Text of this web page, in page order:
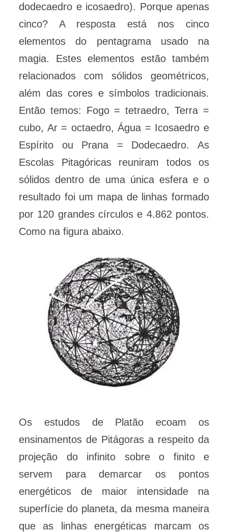
dodecaedro e icosaedro). Porque apenas
cinco? A resposta está nos cinco
elementos do pentagrama usado na
magia. Estes elementos estão também
relacionados com sólidos geométricos,
além das cores e símbolos tradicionais.
Então temos: Fogo = tetraedro, Terra =
cubo, Ar = octaedro, Água = Icosaedro e
Espírito ou Prana = Dodecaedro. As
Escolas Pitagóricas reuniram todos os
sólidos dentro de uma única esfera e o
resultado foi um mapa de linhas formado
por 120 grandes círculos e 4.862 pontos.
Como na figura abaixo.
Os estudos de Platão ecoam os
ensinamentos de Pitágoras a respeito da
projeção do infinito sobre o finito e
servem para demarcar os pontos
energéticos de maior intensidade na
superfície do planeta, da mesma maneira
que as linhas energéticas marcam os